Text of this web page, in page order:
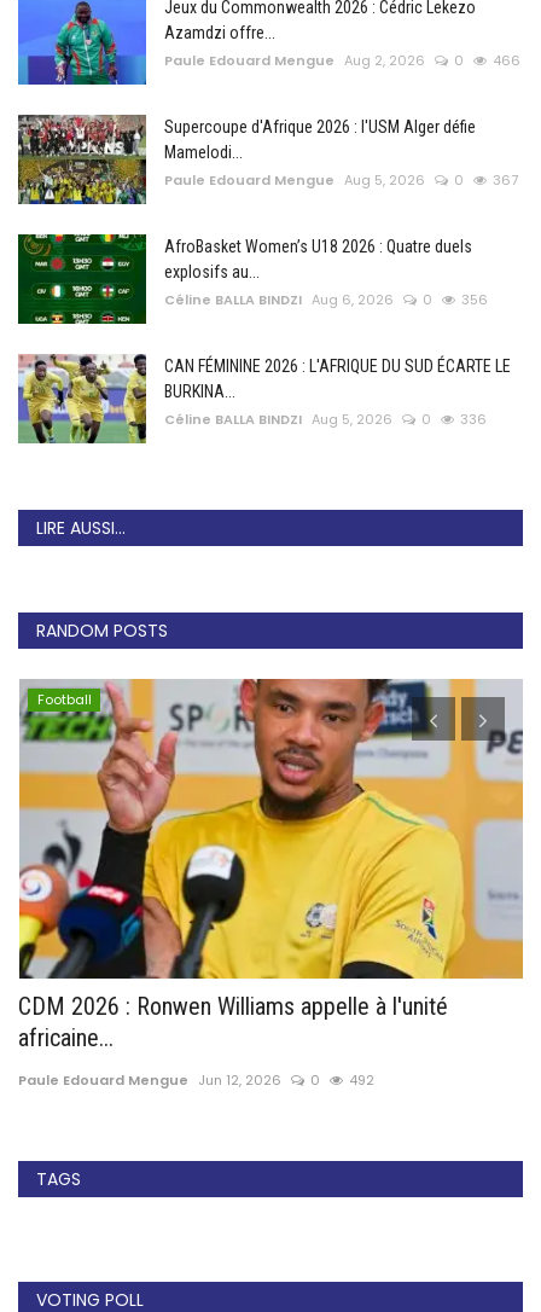
Jeux du Commonwealth 2026 : Cédric Lekezo
Azamdzi offre...
Paule Edouard Mengue Aug 2, 2026 0 466
Supercoupe d'Afrique 2026 : l'USM Alger défie
Mamelodi...
Paule Edouard Mengue Aug 5, 2026 0 367
AfroBasket Women’s U18 2026 : Quatre duels
explosifs au...
Céline BALLA BINDZI Aug 6, 2026 0 356
CAN FÉMININE 2026 : L'AFRIQUE DU SUD ÉCARTE LE
BURKINA...
Céline BALLA BINDZI Aug 5, 2026 0 336
LIRE AUSSI...
RANDOM POSTS
Football
CDM 2026 : Ronwen Williams appelle à l'unité
africaine...
Paule Edouard Mengue Jun 12, 2026 0 492
TAGS
VOTING POLL